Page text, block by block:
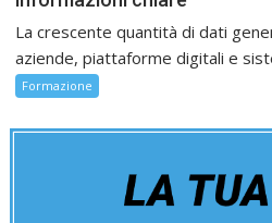
La crescente quantità di dati
aziende, piattaforme digitali e
Formazione